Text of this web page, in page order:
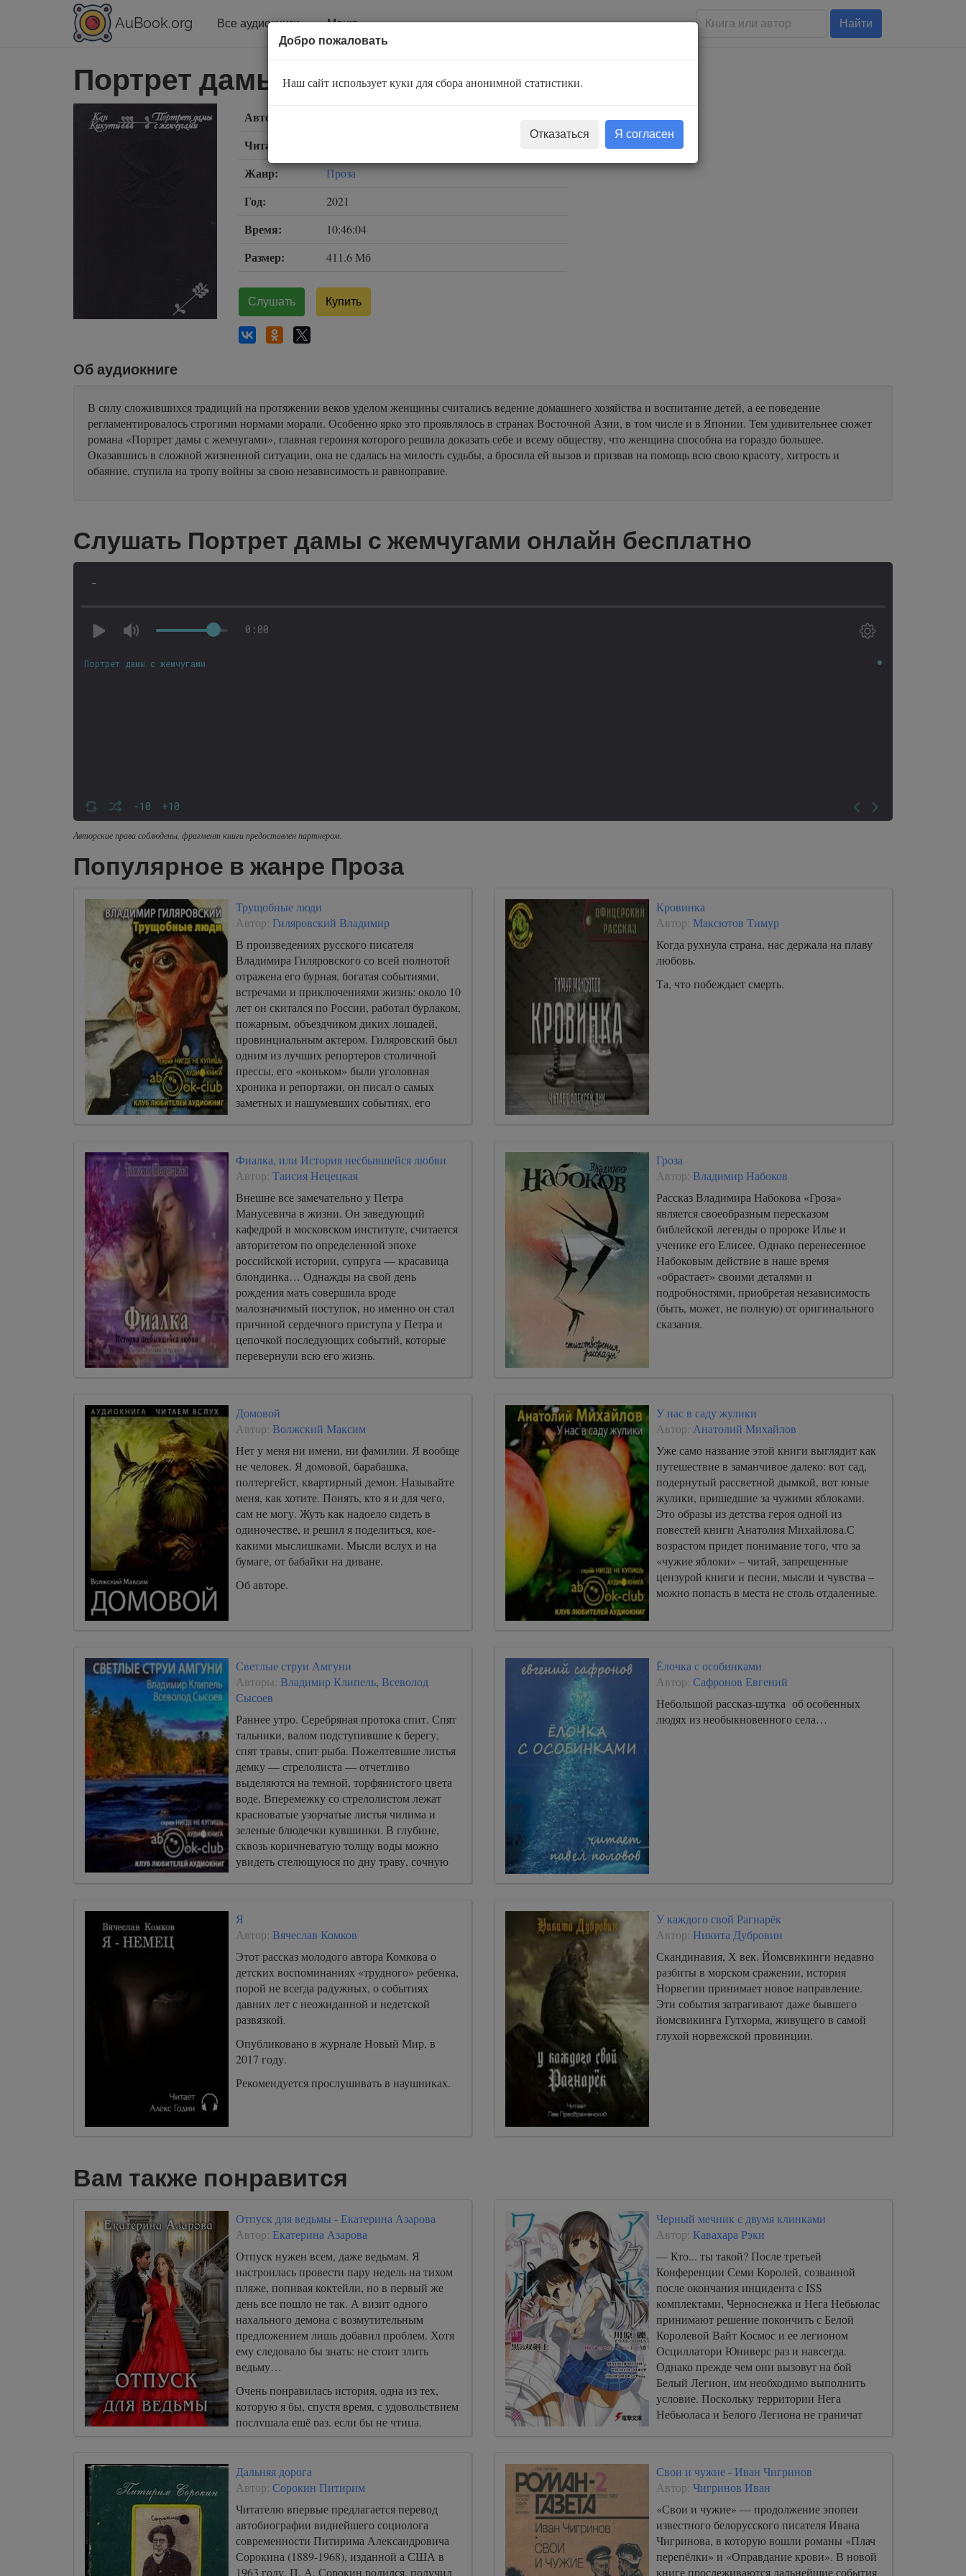
AuBook.org Все аудиокниги Меню Найти
Портрет дамы с жемчугами
Автор:
Читает:
Жанр: Проза
Год: 2021
Время: 10:46:04
Размер: 411.6 Мб
Слушать Купить
Об аудиокниге
В силу сложившихся традиций на протяжении веков уделом женщины считались ведение домашнего хозяйства и воспитание детей, а ее поведение
регламентировалось строгими нормами морали. Особенно ярко это проявлялось в странах Восточной Азии, в том числе и в Японии. Тем удивительнее сюжет
романа «Портрет дамы с жемчугами», главная героиня которого решила доказать себе и всему обществу, что женщина способна на гораздо большее.
Оказавшись в сложной жизненной ситуации, она не сдалась на милость судьбы, а бросила ей вызов и призвав на помощь всю свою красоту, хитрость и
обаяние, ступила на тропу войны за свою независимость и равноправие.
Слушать Портрет дамы с жемчугами онлайн бесплатно
-
0:00
-10 +10
Портрет дамы с жемчугами
Авторские права соблюдены, фрагмент книги предоставлен партнером.
Популярное в жанре Проза
Трущобные люди
Автор: Гиляровский Владимир
В произведениях русского писателя
Владимира Гиляровского со всей полнотой
отражена его бурная, богатая событиями,
встречами и приключениями жизнь: около 10
лет он скитался по России, работал бурлаком,
пожарным, объездчиком диких лошадей,
провинциальным актером. Гиляровский был
одним из лучших репортеров столичной
прессы, его «коньком» были уголовная
хроника и репортажи, он писал о самых
заметных и нашумевших событиях, его
Кровинка
Автор: Максютов Тимур
Когда рухнула страна, нас держала на плаву
любовь.
Та, что побеждает смерть.
Фиалка, или История несбывшейся любви
Автор: Таисия Нецецкая
Внешне все замечательно у Петра
Манусевича в жизни. Он заведующий
кафедрой в московском институте, считается
авторитетом по определенной эпохе
российской истории, супруга — красавица
блондинка… Однажды на свой день
рождения мать совершила вроде
малозначимый поступок, но именно он стал
причиной сердечного приступа у Петра и
цепочкой последующих событий, которые
перевернули всю его жизнь.
Гроза
Автор: Владимир Набоков
Рассказ Владимира Набокова «Гроза»
является своеобразным пересказом
библейской легенды о пророке Илье и
ученике его Елисее. Однако перенесенное
Набоковым действие в наше время
«обрастает» своими деталями и
подробностями, приобретая независимость
(быть, может, не полную) от оригинального
сказания.
Домовой
Автор: Волжский Максим
Нет у меня ни имени, ни фамилии. Я вообще
не человек. Я домовой, барабашка,
полтергейст, квартирный демон. Называйте
меня, как хотите. Понять, кто я и для чего,
сам не могу. Жуть как надоело сидеть в
одиночестве, и решил я поделиться, кое-
какими мыслишками. Мысли вслух и на
бумаге, от бабайки на диване.
Об авторе.
У нас в саду жулики
Автор: Анатолий Михайлов
Уже само название этой книги выглядит как
путешествие в заманчивое далеко: вот сад,
подернутый рассветной дымкой, вот юные
жулики, пришедшие за чужими яблоками.
Это образы из детства героя одной из
повестей книги Анатолия Михайлова.С
возрастом придет понимание того, что за
«чужие яблоки» – читай, запрещенные
цензурой книги и песни, мысли и чувства –
можно попасть в места не столь отдаленные.
Светлые струи Амгуни
Авторы: Владимир Клипель, Всеволод
Сысоев
Раннее утро. Серебряная протока спит. Спят
тальники, валом подступившие к берегу,
спят травы, спит рыба. Пожелтевшие листья
демку — стрелолиста — отчетливо
выделяются на темной, торфянистого цвета
воде. Вперемежку со стрелолистом лежат
красноватые узорчатые листья чилима и
зеленые блюдечки кувшинки. В глубине,
сквозь коричневатую толщу воды можно
увидеть стелющуюся по дну траву, сочную
Ёлочка с особинками
Автор: Сафронов Евгений
Небольшой рассказ-шутка об особенных
людях из необыкновенного села…
Я
Автор: Вячеслав Комков
Этот рассказ молодого автора Комкова о
детских воспоминаниях «трудного» ребенка,
порой не всегда радужных, о событиях
давних лет с неожиданной и недетской
развязкой.
Опубликовано в журнале Новый Мир, в
2017 году.
Рекомендуется прослушивать в наушниках.
У каждого свой Рагнарёк
Автор: Никита Дубровин
Скандинавия, Х век. Йомсвикинги недавно
разбиты в морском сражении, история
Норвегии принимает новое направление.
Эти события затрагивают даже бывшего
йомсвикинга Гутхорма, живущего в самой
глухой норвежской провинции.
Вам также понравится
Отпуск для ведьмы - Екатерина Азарова
Автор: Екатерина Азарова
Отпуск нужен всем, даже ведьмам. Я
настроилась провести пару недель на тихом
пляже, попивая коктейли, но в первый же
день все пошло не так. А визит одного
нахального демона с возмутительным
предложением лишь добавил проблем. Хотя
ему следовало бы знать: не стоит злить
ведьму…
Очень понравилась история, одна из тех,
которую я бы, спустя время, с удовольствием
послушала ещё раз, если бы не чтица.
Черный мечник с двумя клинками
Автор: Кавахара Рэки
— Кто... ты такой? После третьей
Конференции Семи Королей, созванной
после окончания инцидента с ISS
комплектами, Черноснежка и Нега Небьюлас
принимают решение покончить с Белой
Королевой Вайт Космос и ее легионом
Осциллатори Юниверс раз и навсегда.
Однако прежде чем они вызовут на бой
Белый Легион, им необходимо выполнить
условие. Поскольку территории Нега
Небьюласа и Белого Легиона не граничат
Дальняя дорога
Автор: Сорокин Питирим
Читателю впервые предлагается перевод
автобиографии виднейшего социолога
современности Питирима Александровича
Сорокина (1889-1968), изданной а США в
1963 году. П. А. Сорокин родился, получил
Свои и чужие - Иван Чигринов
Автор: Чигринов Иван
«Свои и чужие» — продолжение эпопеи
известного белорусского писателя Ивана
Чигринова, в которую вошли романы «Плач
перепёлки» и «Оправдание крови». В новой
книге прослеживаются дальнейшие события
Добро пожаловать
Наш сайт использует куки для сбора анонимной статистики.
Отказаться Я согласен